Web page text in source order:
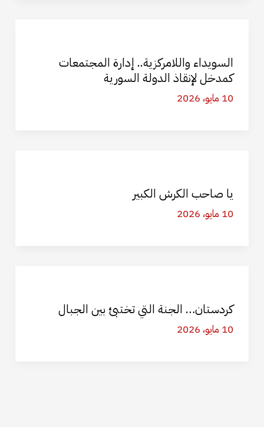
السويداء واللامركزية.. إدارة المجتمعات
كمدخل لإنقاذ الدولة السورية
10 مايو، 2026
يا صاحب الكرش الكبير
10 مايو، 2026
كردستان… الجنة التي تختبئ بين الجبال
10 مايو، 2026